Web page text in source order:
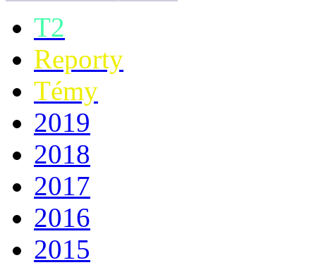
T2
Reporty
Témy
2019
2018
2017
2016
2015